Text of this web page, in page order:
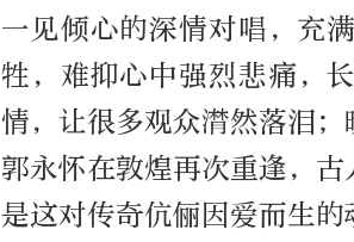
一见倾心的深情对唱，充
牲，难抑心中强烈悲痛，
情，让很多观众潸然落泪
郭永怀在敦煌再次重逢，
是这对传奇伉俪因爱而生